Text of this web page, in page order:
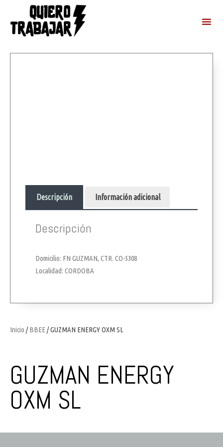
Inicio /BBEE/ GUZMAN ENERGY OXM SL
GUZMAN ENERGY
OXM SL
Descripción Información adicional
Descripción
Domicilio: FN GUZMAN, CTR. CO-5308
Localidad: CORDOBA